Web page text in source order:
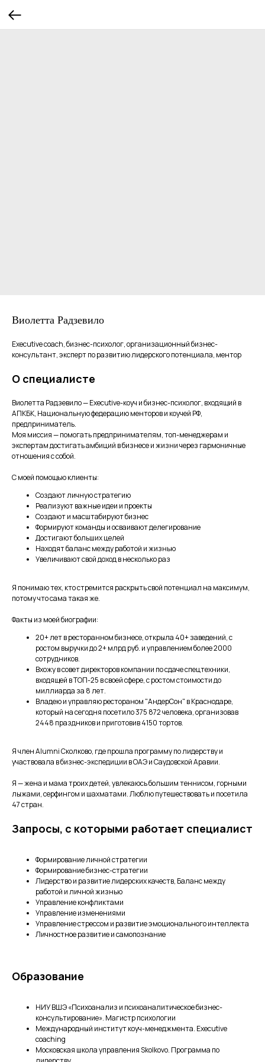
Виолетта Радзевило
Executive coach, бизнес-психолог, организационный бизнес-
консультант, эксперт по развитию лидерского потенциала, ментор
О специалисте
Виолетта Радзевило — Executive-коуч и бизнес-психолог, входящий в
АПКБК, Национальную федерацию менторов и коучей РФ,
предприниматель.
Моя миссия — помогать предпринимателям, топ-менеджерам и
экспертам достигать амбиций в бизнесе и жизни через гармоничные
отношения с собой.
С моей помощью клиенты:
Создают личную стратегию
Реализуют важные идеи и проекты
Создают и масштабируют бизнес
Формируют команды и осваивают делегирование
Достигают больших целей
Находят баланс между работой и жизнью
Увеличивают свой доход в несколько раз
Я понимаю тех, кто стремится раскрыть свой потенциал на максимум,
потому что сама такая же.
Факты из моей биографии:
20+ лет в ресторанном бизнесе, открыла 40+ заведений, с
ростом выручки до 2+ млрд руб. и управлением более 2000
сотрудников.
Вхожу в совет директоров компании по сдаче спецтехники,
входящей в ТОП-25 в своей сфере, с ростом стоимости до
миллиарда за 8 лет.
Владею и управляю рестораном "АндерСон" в Краснодаре,
который на сегодня посетило 375 872 человека, организовав
2448 праздников и приготовив 4150 тортов.
Я член Alumni Сколково, где прошла программу по лидерству и
участвовала в бизнес-экспедиции в ОАЭ и Саудовской Аравии.
Я — жена и мама троих детей, увлекаюсь большим теннисом, горными
лыжами, серфингом и шахматами. Люблю путешествовать и посетила
47 стран.
Запросы, с которыми работает специалист
Формирование личной стратегии
Формирование бизнес-стратегии
Лидерство и развитие лидерских качеств, Баланс между
работой и личной жизнью
Управление конфликтами
Управление изменениями
Управление стрессом и развитие эмоционального интеллекта
Личностное развитие и самопознание
Образование
НИУ ВШЭ «Психоанализ и психоаналитическое бизнес-
консультирование». Магистр психологии
Международный институт коуч-менеджмента. Executive
coaching
Московская школа управления Skolkovo. Программа по